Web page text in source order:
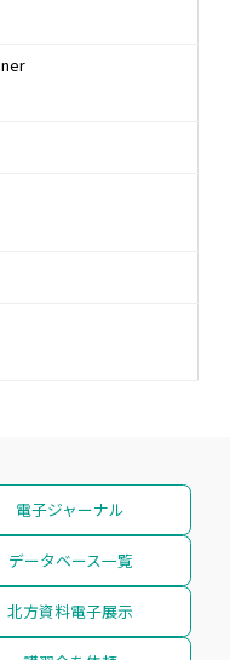
電子ジャーナル
データベース一覧
北方資料電子展示